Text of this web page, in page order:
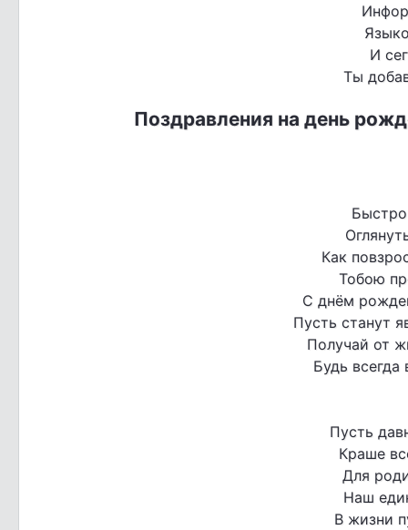
И
Ты
Поздравления на день
Как
Тобою
С днём
Пусть станут
Получай от
Будь всегда
Пусть
Краше
Для
Наш
В жизни